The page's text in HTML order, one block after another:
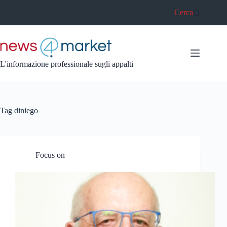
Cerca
L'informazione professionale sugli appalti
Tag diniego
Focus on